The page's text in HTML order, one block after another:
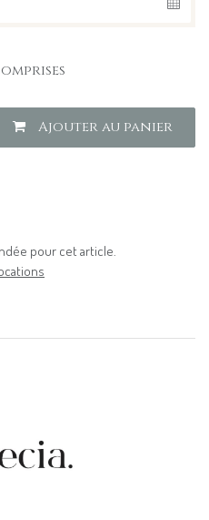
Ajouter au panier
pour cet article.